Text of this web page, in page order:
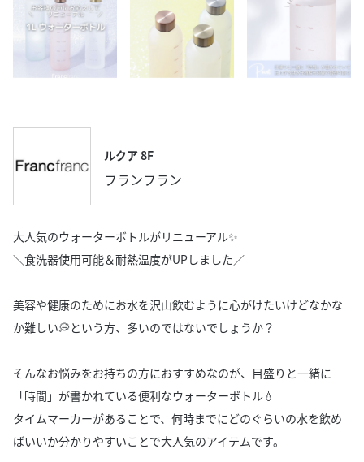
ルクア 8F
フランフラン
大人気のウォーターボトルがリニューアル✨
＼食洗器使用可能＆耐熱温度がUPしました／
美容や健康のためにお水を沢山飲むように心がけたいけどなかな
か難しい💭という方、多いのではないでしょうか？
そんなお悩みをお持ちの方におすすめなのが、目盛りと一緒に
「時間」が書かれている便利なウォーターボトル💧
タイムマーカーがあることで、何時までにどのぐらいの水を飲め
ばいいか分かりやすいことで大人気のアイテムです。